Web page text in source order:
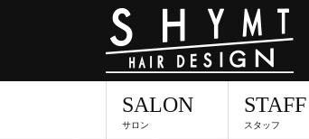
SALON
サロン
STAFF
スタッフ